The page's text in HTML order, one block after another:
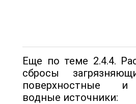
Еще по теме 2.4.4.
сбросы
поверхностные
водные источники: